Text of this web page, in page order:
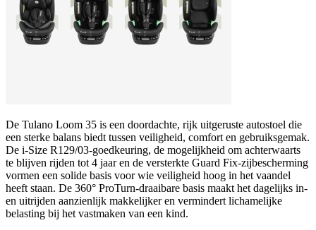
De Tulano Loom 35 is een doordachte, rijk uitgeruste autostoel die
een sterke balans biedt tussen veiligheid, comfort en gebruiksgemak.
De i‑Size R129/03‑goedkeuring, de mogelijkheid om achterwaarts
te blijven rijden tot 4 jaar en de versterkte Guard Fix‑zijbescherming
vormen een solide basis voor wie veiligheid hoog in het vaandel
heeft staan. De 360° ProTurn‑draaibare basis maakt het dagelijks in-
en uitrijden aanzienlijk makkelijker en vermindert lichamelijke
belasting bij het vastmaken van een kind.